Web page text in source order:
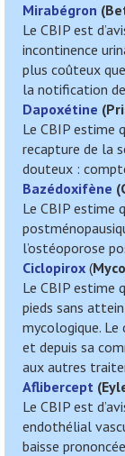
Mirabégron (
Le CBIP est
incontinence
plus coûteux
la notification de
Dapoxétine (
Le CBIP estime
recapture de la
douteux :
Bazédoxifène (
Le CBIP estime
l’ostéoporose
Ciclopirox (
Le CBIP estime
pieds sans
mycologique.
et depuis sa
aux autres
Aflibercept (
Le CBIP est
endothélial
baisse